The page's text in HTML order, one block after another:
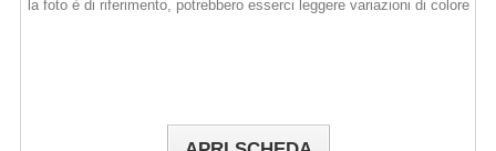
la foto è di riferimento, potrebbero esserci leggere variazioni di colore